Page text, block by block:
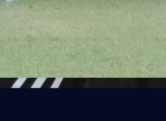
igru: Hoće li Sarajevu propasti transfer